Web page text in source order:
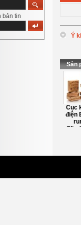
bản tin
Ý
* Nội
Sản
Cục
điện
Slim/